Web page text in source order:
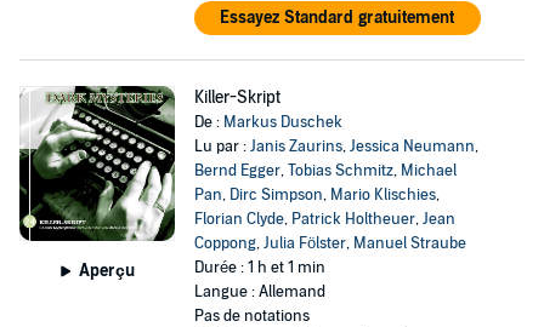
Essayez Standard gratuitement
Aperçu
Killer-Skript
De : Markus Duschek
Lu par :Janis Zaurins,Jessica Neumann,
Bernd Egger,Tobias Schmitz, Michael
Pan, Dirc Simpson, Mario Klischies,
Florian Clyde, Patrick Holtheuer,Jean
Coppong,Julia Fölster, Manuel Straube
Durée : 1 h et 1 min
Langue : Allemand
Pas de notations